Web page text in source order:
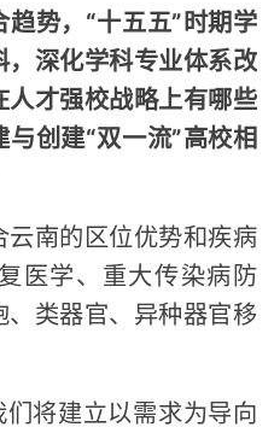
势，“十五五”时期学
深化学科专业体系改
才强校战略上有哪些
创建“双一流”高校相
云南的区位优势和疾病
医学、重大传染病防
类器官、异种器官移
将建立以需求为导向